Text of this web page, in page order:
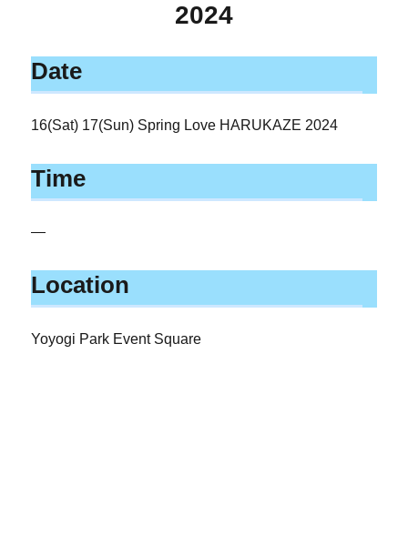
2024
Date
16(Sat) 17(Sun) Spring Love HARUKAZE 2024
Time
—
Location
Yoyogi Park Event Square